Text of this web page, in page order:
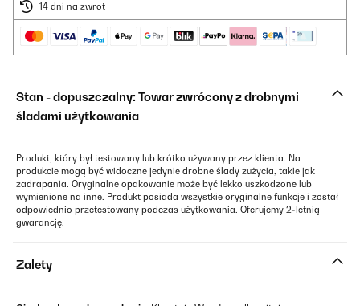
14 dni na zwrot
Stan - dopuszczalny: Towar zwrócony z drobnymi
śladami użytkowania
Produkt, który był testowany lub krótko używany przez klienta. Na
produkcie mogą być widoczne jedynie drobne ślady zużycia, takie jak
zadrapania. Oryginalne opakowanie może być lekko uszkodzone lub
wymienione na inne. Produkt posiada wszystkie oryginalne funkcje i został
odpowiednio przetestowany podczas użytkowania. Oferujemy 2-letnią
gwarancję.
Zalety